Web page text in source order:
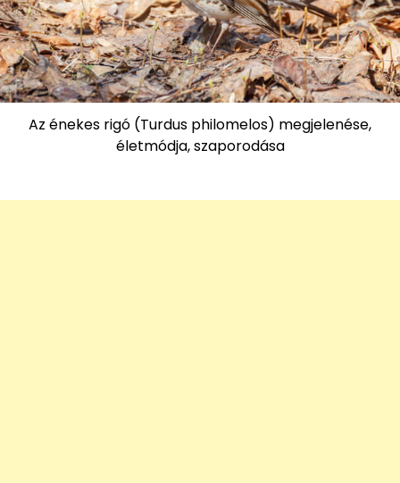
Az énekes rigó (Turdus philomelos) megjelenése,
életmódja, szaporodása